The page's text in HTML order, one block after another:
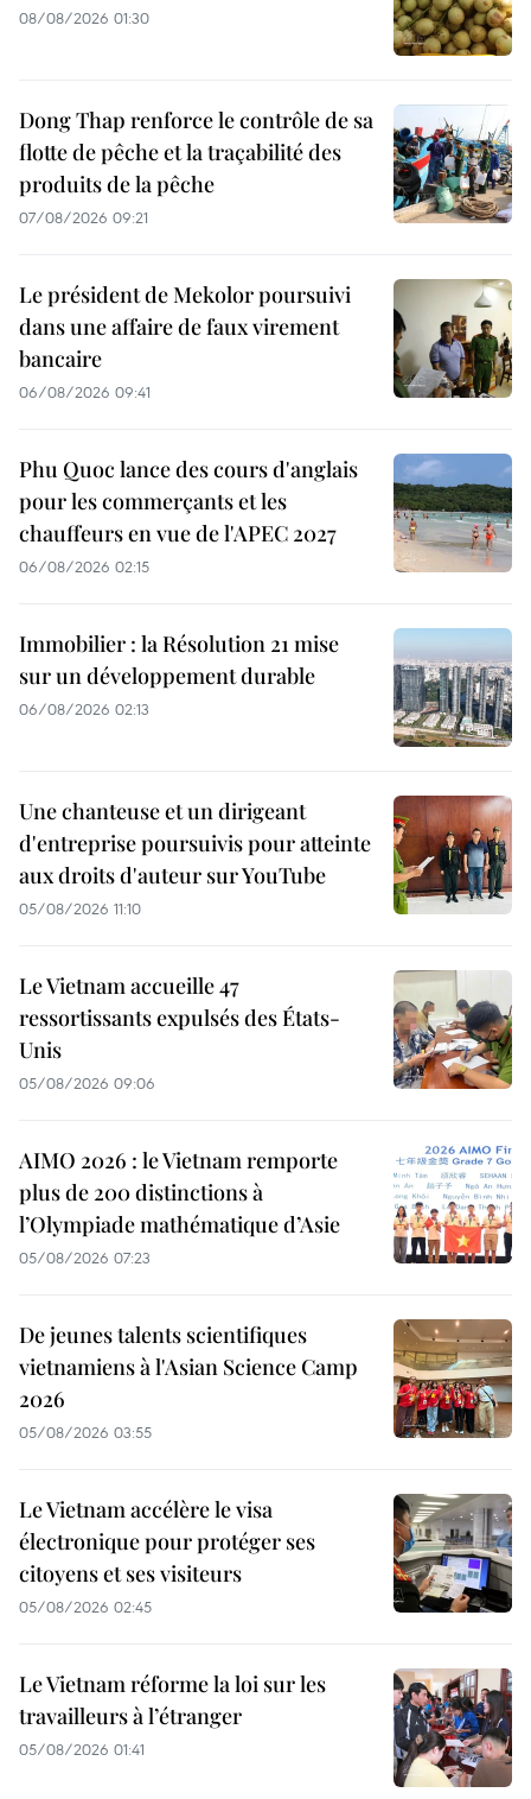
08/08/2026 01:30
Dong Thap renforce le contrôle de sa
flotte de pêche et la traçabilité des
produits de la pêche
07/08/2026 09:21
Le président de Mekolor poursuivi
dans une affaire de faux virement
bancaire
06/08/2026 09:41
Phu Quoc lance des cours d'anglais
pour les commerçants et les
chauffeurs en vue de l'APEC 2027
06/08/2026 02:15
Immobilier : la Résolution 21 mise
sur un développement durable
06/08/2026 02:13
Une chanteuse et un dirigeant
d'entreprise poursuivis pour atteinte
aux droits d'auteur sur YouTube
05/08/2026 11:10
Le Vietnam accueille 47
ressortissants expulsés des États-
Unis
05/08/2026 09:06
AIMO 2026 : le Vietnam remporte
plus de 200 distinctions à
l’Olympiade mathématique d’Asie
05/08/2026 07:23
De jeunes talents scientifiques
vietnamiens à l'Asian Science Camp
2026
05/08/2026 03:55
Le Vietnam accélère le visa
électronique pour protéger ses
citoyens et ses visiteurs
05/08/2026 02:45
Le Vietnam réforme la loi sur les
travailleurs à l’étranger
05/08/2026 01:41